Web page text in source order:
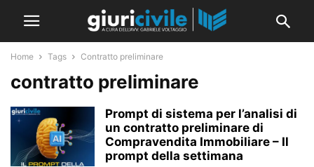
Home Tags Contratto preliminare
contratto preliminare
Prompt di sistema per l’analisi di
un contratto preliminare di
Compravendita Immobiliare – Il
prompt della settimana